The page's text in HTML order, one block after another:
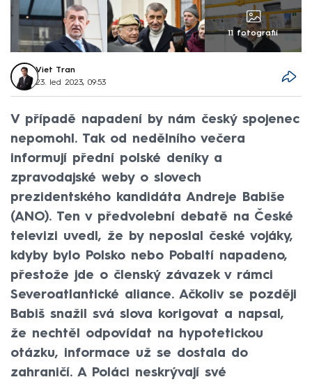
11 fotografií
Viet Tran
23. led 2023, 09:53
V případě napadení by nám český spojenec
nepomohl. Tak od nedělního večera
informují přední polské deníky a
zpravodajské weby o slovech
prezidentského kandidáta Andreje Babiše
(ANO). Ten v předvolební debatě na České
televizi uvedl, že by neposlal české vojáky,
kdyby bylo Polsko nebo Pobaltí napadeno,
přestože jde o členský závazek v rámci
Severoatlantické aliance. Ačkoliv se později
Babiš snažil svá slova korigovat a napsal,
že nechtěl odpovídat na hypotetickou
otázku, informace už se dostala do
zahraničí. A Poláci neskrývají své